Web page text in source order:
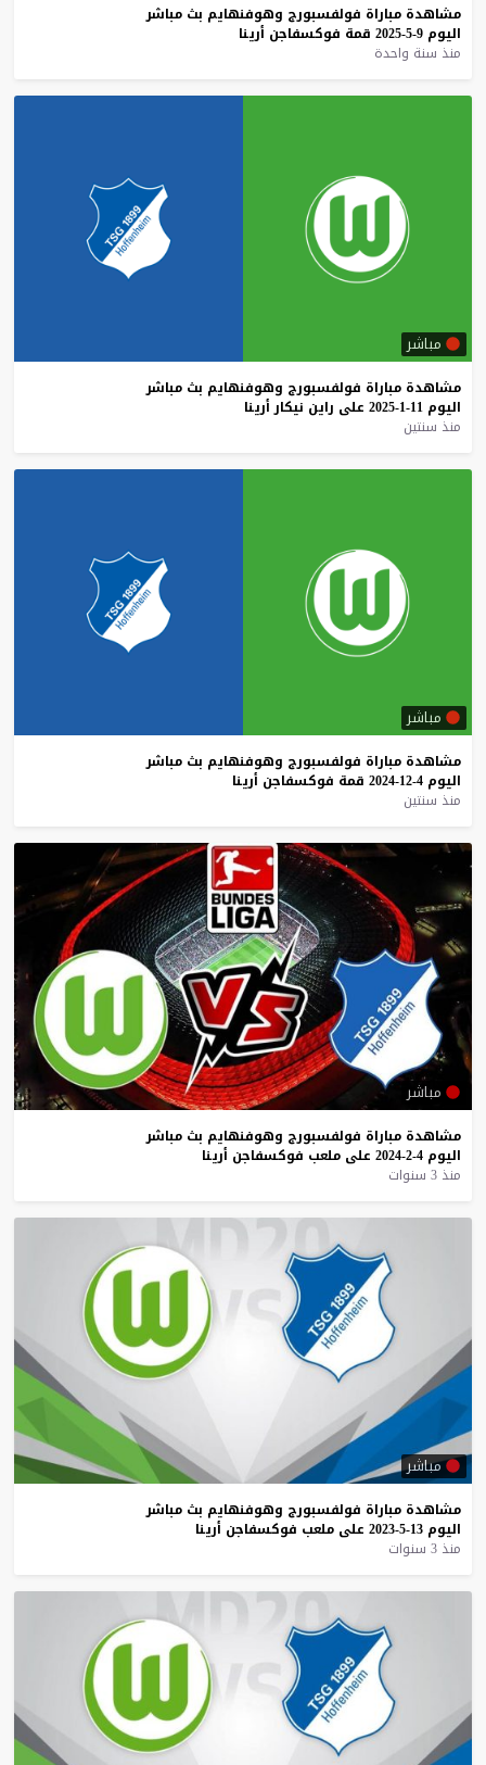
مشاهدة مباراة فولفسبورج وهوفنهايم بث مباشر
اليوم 9-5-2025 قمة فوكسفاجن أرينا
منذ سنة واحدة
مباشر
مشاهدة مباراة فولفسبورج وهوفنهايم بث مباشر
اليوم 11-1-2025 على راين نيكار أرينا
منذ سنتين
مباشر
مشاهدة مباراة فولفسبورج وهوفنهايم بث مباشر
اليوم 4-12-2024 قمة فوكسفاجن أرينا
منذ سنتين
مباشر
مشاهدة مباراة فولفسبورج وهوفنهايم بث مباشر
اليوم 4-2-2024 على ملعب فوكسفاجن أرينا
منذ 3 سنوات
مباشر
مشاهدة مباراة فولفسبورج وهوفنهايم بث مباشر
اليوم 13-5-2023 على ملعب فوكسفاجن أرينا
منذ 3 سنوات